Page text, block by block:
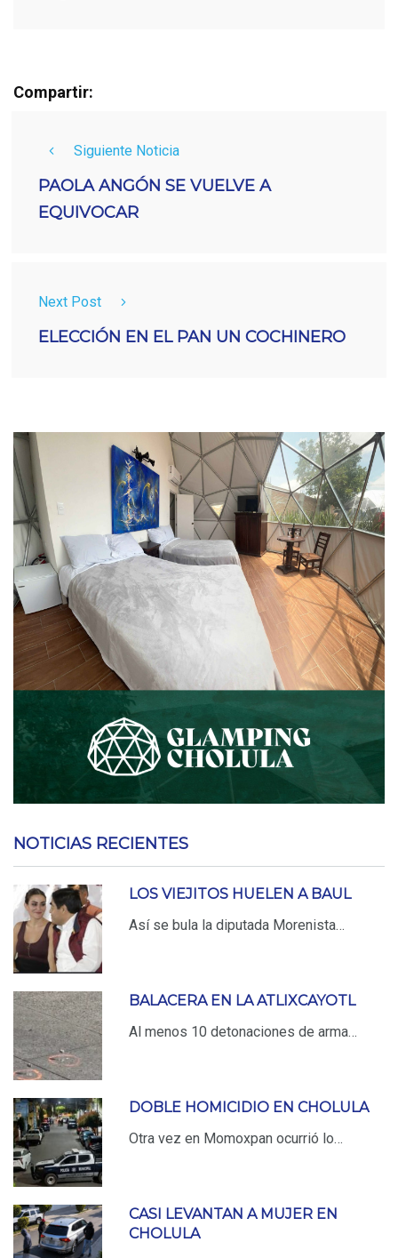
Compartir:
Siguiente Noticia
PAOLA ANGÓN SE VUELVE A
EQUIVOCAR
Next Post
ELECCIÓN EN EL PAN UN COCHINERO
NOTICIAS RECIENTES
LOS VIEJITOS HUELEN A BAUL
Así se bula la diputada Morenista…
BALACERA EN LA ATLIXCAYOTL
Al menos 10 detonaciones de arma…
DOBLE HOMICIDIO EN CHOLULA
Otra vez en Momoxpan ocurrió lo…
CASI LEVANTAN A MUJER EN
CHOLULA